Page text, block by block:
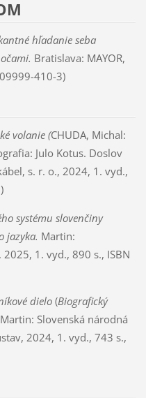
hľadanie seba
Bratislava: MAYOR,
410-3)
volanie (CHUDA, Michal:
Julo Kotus. Doslov
s. r. o., 2024, 1. vyd.,
systému slovenčiny
jazyka. Martin:
1. vyd., 890 s., ISBN
dielo(Biografický
Martin: Slovenská národná
2024, 1. vyd., 743 s.,